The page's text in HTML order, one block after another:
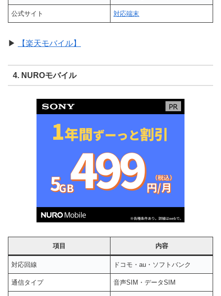
公式サイト 対応端末
▶ 【楽天モバイル】
4. NUROモバイル
項目 内容
対応回線 ドコモ・au・ソフトバンク
通信タイプ 音声SIM・データSIM